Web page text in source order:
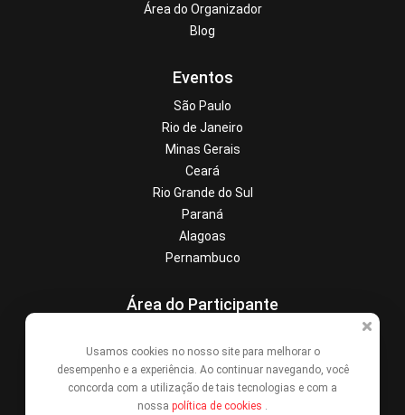
Área do Organizador
Blog
Eventos
São Paulo
Rio de Janeiro
Minas Gerais
Ceará
Rio Grande do Sul
Paraná
Alagoas
Pernambuco
Área do Participante
Denunciar este evento
Contato
Usamos cookies no nosso site para melhorar o
desempenho e a experiência. Ao continuar navegando, você
concorda com a utilização de tais tecnologias e com a
nossa política de cookies .